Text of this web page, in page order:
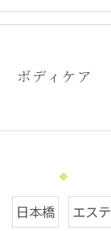
ボディケア
日本橋 エステ